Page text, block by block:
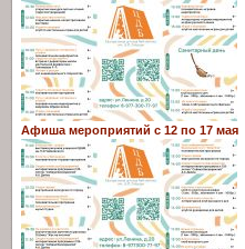
Афиша мероприятий с 12 по 17 мая